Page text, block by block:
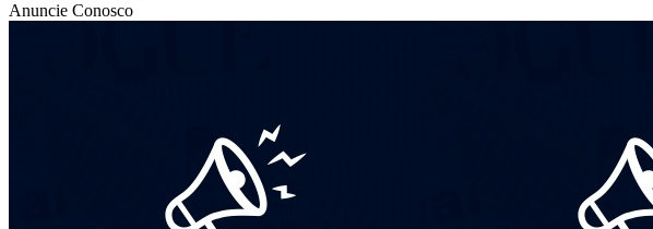
Anuncie Conosco